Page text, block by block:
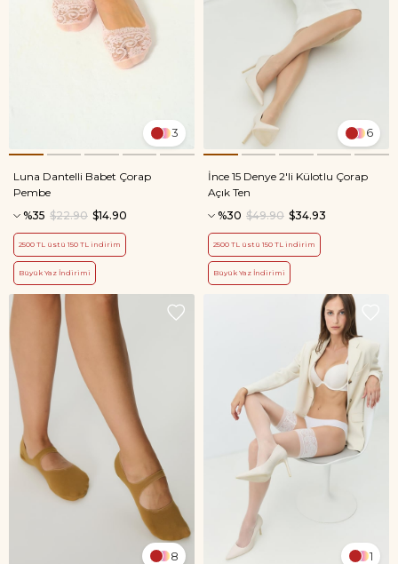
3
Luna Dantelli Babet Çorap
Pembe
%35
$14.90
$22.90
2500 TL üstü 150 TL indirim
Büyük Yaz İndirimi
6
İnce 15 Denye 2'li Külotlu Çorap
Açık Ten
%30
$34.93
$49.90
2500 TL üstü 150 TL indirim
Büyük Yaz İndirimi
8 1